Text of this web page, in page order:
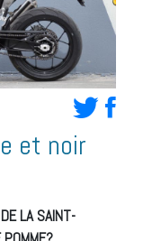
et noir
LA SAINT-